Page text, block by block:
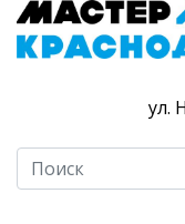
ул.